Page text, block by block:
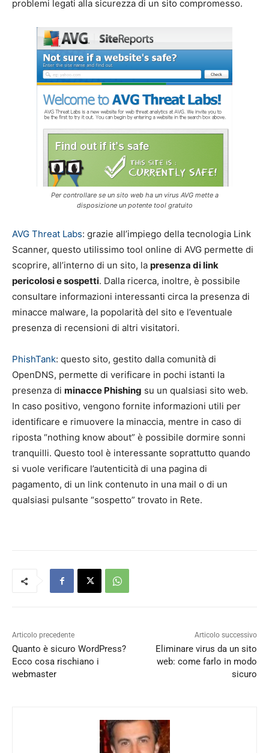
problemi legati alla sicurezza di un sito compromesso.
Per controllare se un sito web ha un virus AVG mette a
disposizione un potente tool gratuito
AVG Threat Labs: grazie all’impiego della tecnologia Link
Scanner, questo utilissimo tool online di AVG permette di
scoprire, all’interno di un sito, la presenza di link
pericolosi e sospetti. Dalla ricerca, inoltre, è possibile
consultare informazioni interessanti circa la presenza di
minacce malware, la popolarità del sito e l’eventuale
presenza di recensioni di altri visitatori.
PhishTank: questo sito, gestito dalla comunità di
OpenDNS, permette di verificare in pochi istanti la
presenza di minacce Phishing su un qualsiasi sito web.
In caso positivo, vengono fornite informazioni utili per
identificare e rimuovere la minaccia, mentre in caso di
riposta “nothing know about” è possibile dormire sonni
tranquilli. Questo tool è interessante soprattutto quando
si vuole verificare l’autenticità di una pagina di
pagamento, di un link contenuto in una mail o di un
qualsiasi pulsante “sospetto” trovato in Rete.
Articolo precedente
Quanto è sicuro WordPress?
Ecco cosa rischiano i
webmaster
Articolo successivo
Eliminare virus da un sito
web: come farlo in modo
sicuro